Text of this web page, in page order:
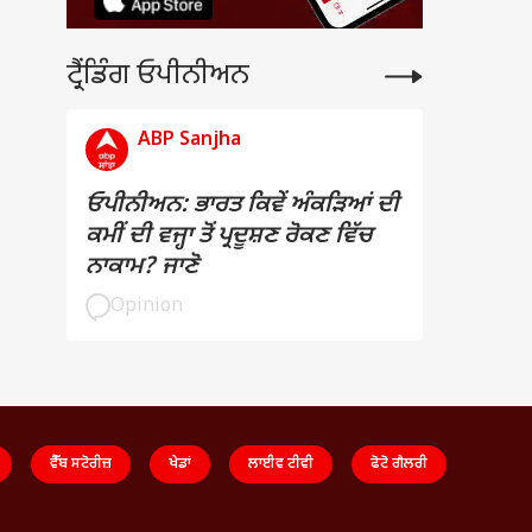
ਟ੍ਰੈਂਡਿੰਗ ਓਪੀਨੀਅਨ
ABP Sanjha
ਓਪੀਨੀਅਨ: ਭਾਰਤ ਕਿਵੇਂ ਅੰਕੜਿਆਂ ਦੀ
ਕਮੀਂ ਦੀ ਵਜ੍ਹਾ ਤੋਂ ਪ੍ਰਦੂਸ਼ਣ ਰੋਕਣ ਵਿੱਚ
ਨਾਕਾਮ? ਜਾਣੋ
Opinion
ਵੈੱਬ ਸਟੋਰੀਜ਼ ਖੇਡਾਂ ਲਾਈਵ ਟੀਵੀ ਫੋਟੋ ਗੈਲਰੀ